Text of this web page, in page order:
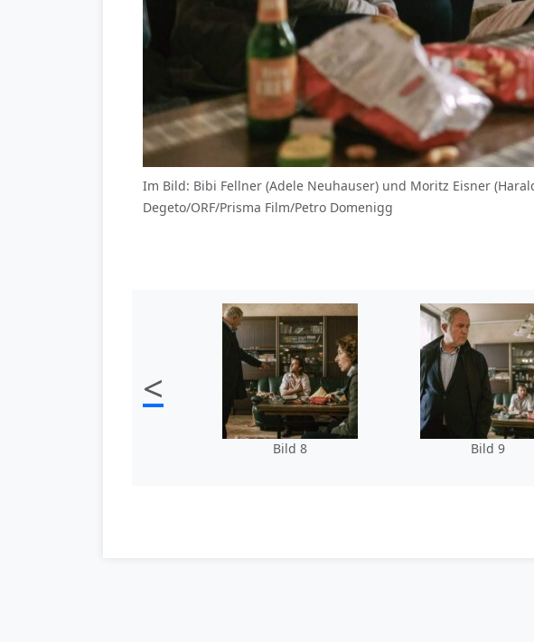
Im Bild: Bibi Fellner (Adele Neuhauser) und Moritz Eisner
Degeto/ORF/Prisma Film/Petro Domenigg
<
Bild 8 Bild 9